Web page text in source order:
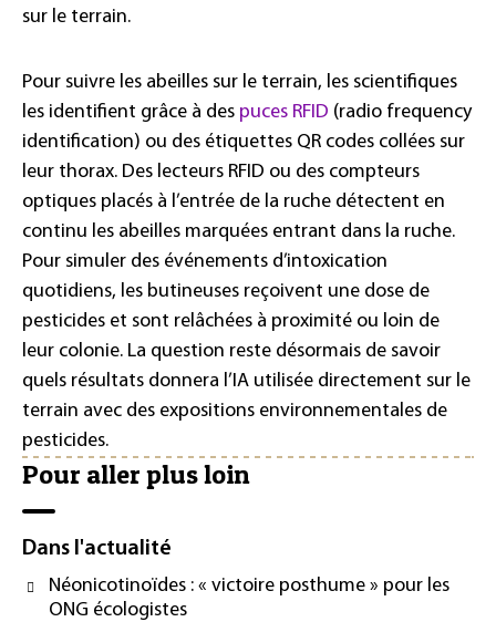
sur le terrain.
Pour suivre les abeilles sur le terrain, les scientifiques
les identifient grâce à des puces RFID (radio frequency
identification) ou des étiquettes QR codes collées sur
leur thorax. Des lecteurs RFID ou des compteurs
optiques placés à l’entrée de la ruche détectent en
continu les abeilles marquées entrant dans la ruche.
Pour simuler des événements d’intoxication
quotidiens, les butineuses reçoivent une dose de
pesticides et sont relâchées à proximité ou loin de
leur colonie. La question reste désormais de savoir
quels résultats donnera l’IA utilisée directement sur le
terrain avec des expositions environnementales de
pesticides.
Pour aller plus loin
Dans l'actualité
Néonicotinoïdes : « victoire posthume » pour les
ONG écologistes